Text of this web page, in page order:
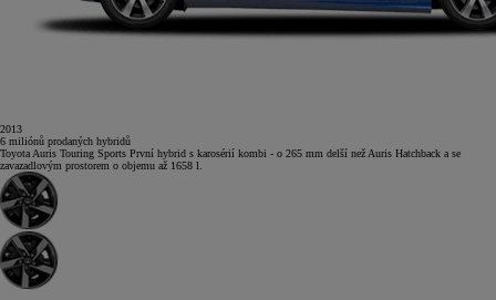
2013
6 miliónů prodaných hybridů
Toyota Auris Touring Sports První hybrid s karosérií kombi - o 265 mm delší než Auris Hatchback a se
zavazadlovým prostorem o objemu až 1658 l.